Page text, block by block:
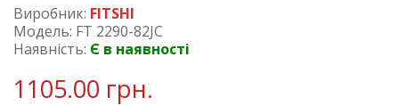
Виробник: FITSHI
Модель: FT 2290-82JC
Наявність: Є в наявності
1105.00 грн.